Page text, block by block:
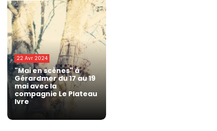
22 Avr 2024
"Mai en scènes" à
Gérardmer du 17 au 19
mai avec la
compagnie Le Plateau
Ivre